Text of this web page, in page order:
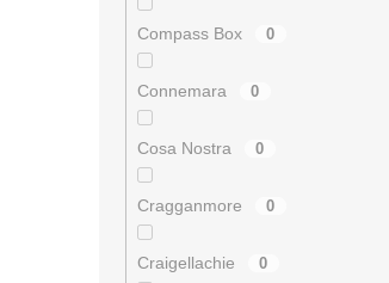
Compass Box 0
Connemara 0
Cosa Nostra 0
Cragganmore 0
Craigellachie 0